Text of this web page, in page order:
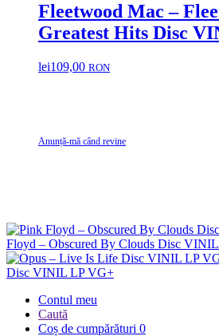
Fleetwood Mac –
Greatest Hits Disc VINIL LP VG+
lei109,00 RON
Anunță-mă când revine
Floyd – Obscured By Clouds Disc
Disc VINIL LP VG+
Contul meu
Caută
Coș de cumpărături 0